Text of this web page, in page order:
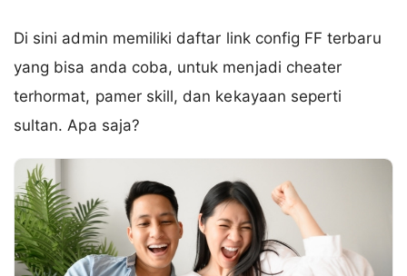
Di sini admin memiliki daftar link config FF terbaru
yang bisa anda coba, untuk menjadi cheater
terhormat, pamer skill, dan kekayaan seperti
sultan. Apa saja?